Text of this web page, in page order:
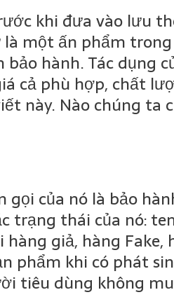
khi đưa vào lưu
một ấn phẩm
hành. Tác dụng
cả phù hợp, chất
này. Nào chúng
của nó là bảo
trạng thái của nó:
giả, hàng
phẩm khi có phát
tiêu dùng không